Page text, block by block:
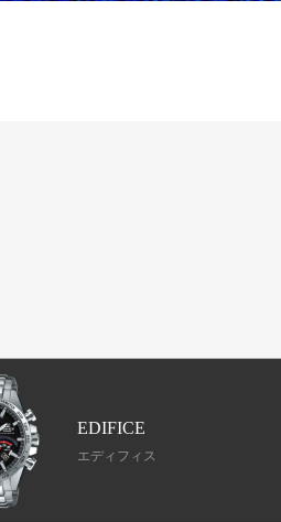
EDIFICE
エディフィス